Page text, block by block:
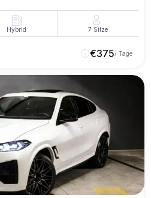
Hybrid 7 Sitze
€375/ Tage